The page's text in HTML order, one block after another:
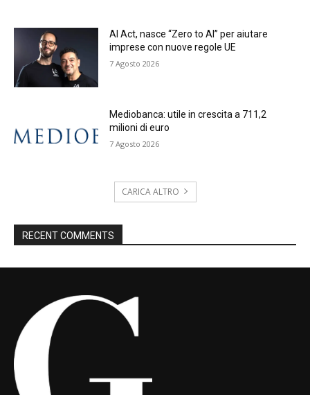
AI Act, nasce “Zero to AI” per aiutare
imprese con nuove regole UE
7 Agosto 2026
Mediobanca: utile in crescita a 711,2
milioni di euro
7 Agosto 2026
CARICA ALTRO
RECENT COMMENTS